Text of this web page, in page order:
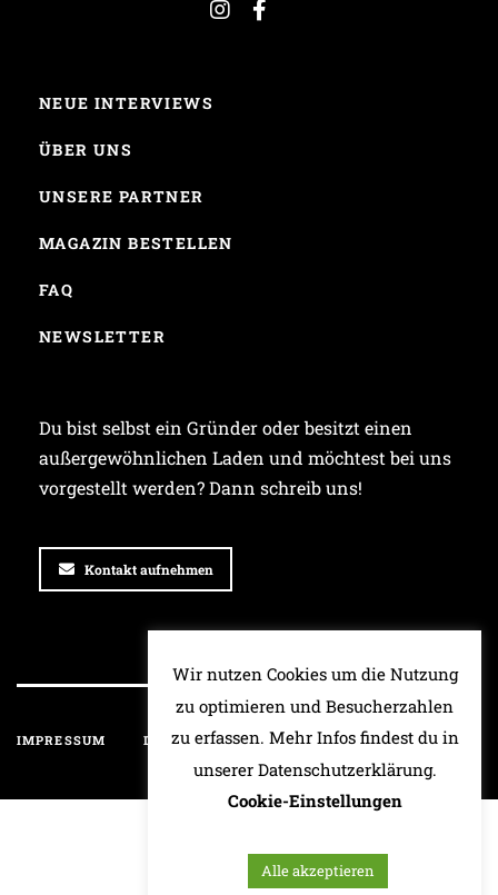
NEUE INTERVIEWS
ÜBER UNS
UNSERE PARTNER
MAGAZIN BESTELLEN
FAQ
NEWSLETTER
Du bist selbst ein Gründer oder besitzt einen
außergewöhnlichen Laden und möchtest bei uns
vorgestellt werden? Dann schreib uns!
Kontakt aufnehmen
IMPRESSUM DATENSCHUTZ HAFTUNGSAUSSCHLUSS
Wir nutzen Cookies um die Nutzung
zu optimieren und Besucherzahlen
zu erfassen. Mehr Infos findest du in
unserer Datenschutzerklärung.
Cookie-Einstellungen
Alle akzeptieren